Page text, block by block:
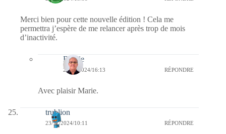
Merci bien pour cette nouvelle édition ! Cela me
permettra j’espère de me relancer après trop de mois
d’inactivité.
Bernie
26/11/2024/16:13 RÉPONDRE
Avec plaisir Marie.
trublion
23/11/2024/10:11 RÉPONDRE